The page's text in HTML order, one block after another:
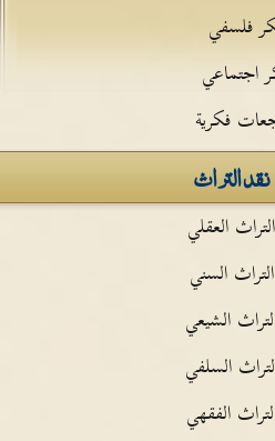
فلسفي
اجتماعي
فكرية
نقد التراث
العقلي
السني
الشيعي
السلفي
الفقهي